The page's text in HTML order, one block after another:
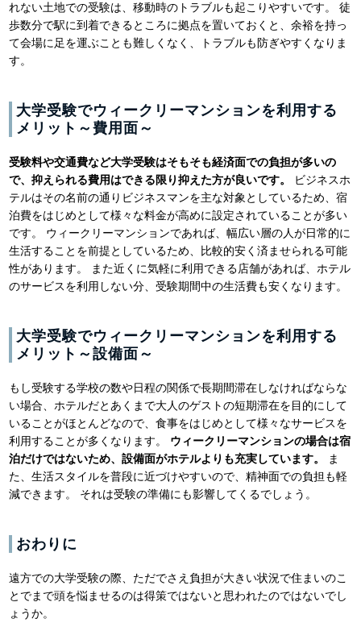
れない土地での受験は、移動時のトラブルも起こりやすいです。 徒
歩数分で駅に到着できるところに拠点を置いておくと、余裕を持っ
て会場に足を運ぶことも難しくなく、トラブルも防ぎやすくなりま
す。
大学受験でウィークリーマンションを利用する
メリット～費用面～
受験料や交通費など大学受験はそもそも経済面での負担が多いの
で、抑えられる費用はできる限り抑えた方が良いです。
ビジネスホ
テルはその名前の通りビジネスマンを主な対象としているため、宿
泊費をはじめとして様々な料金が高めに設定されていることが多い
です。 ウィークリーマンションであれば、幅広い層の人が日常的に
生活することを前提としているため、比較的安く済ませられる可能
性があります。 また近くに気軽に利用できる店舗があれば、ホテル
のサービスを利用しない分、受験期間中の生活費も安くなります。
大学受験でウィークリーマンションを利用する
メリット～設備面～
もし受験する学校の数や日程の関係で長期間滞在しなければならな
い場合、ホテルだとあくまで大人のゲストの短期滞在を目的にして
いることがほとんどなので、食事をはじめとして様々なサービスを
利用することが多くなります。 ウィークリーマンションの場合は宿
泊だけではないため、設備面がホテルよりも充実しています。
ま
た、生活スタイルを普段に近づけやすいので、精神面での負担も軽
減できます。 それは受験の準備にも影響してくるでしょう。
おわりに
遠方での大学受験の際、ただでさえ負担が大きい状況で住まいのこ
とでまで頭を悩ませるのは得策ではないと思われたのではないでし
ょうか。